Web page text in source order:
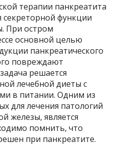
терапии панкреатита
секреторной функции
При остром
основной целью
панкреатического
повреждают
решается
лечебной диеты с
в питании. Одним из
для лечения патологий
железы, является
помнить, что
при панкреатите.